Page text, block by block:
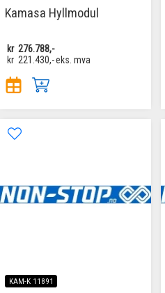
Kamasa Hyllmodul
kr 276.788,-
kr 221.430,-eks. mva
KAM-K 11891